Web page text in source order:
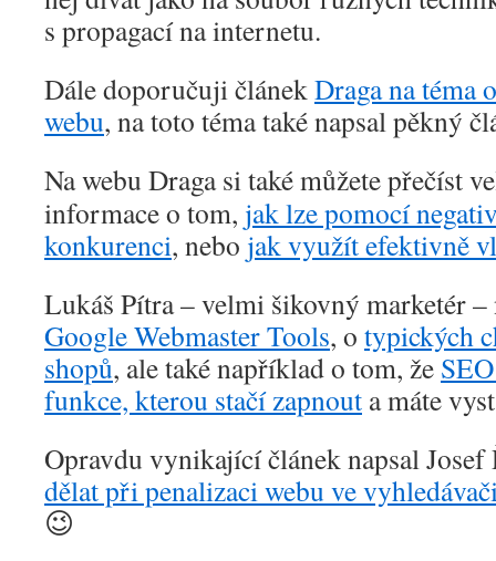
s propagací na internetu.
Dále doporučuji článekDraga na téma
webu, na toto téma také napsal pěkný
Na webu Draga si také můžete přečíst
informace o tom, jak lze pomocí
konkurenci, nebo jak využít efektivně
Lukáš Pítra – velmi šikovný marketér –
Google Webmaster Tools, o typických
shopů, ale také například o tom, že
funkce, kterou stačí zapnout a máte
Opravdu vynikající článek napsal Josef
dělat při penalizaci webu ve
😉